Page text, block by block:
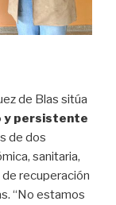
de Blas sitúa
y persistente
de dos
sanitaria,
recuperación
“No estamos